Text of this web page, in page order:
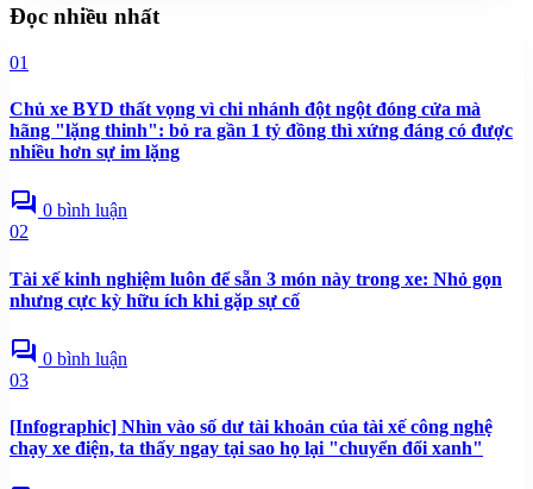
Đọc nhiều nhất
01
Chủ xe BYD thất vọng vì chi nhánh đột ngột đóng cửa mà
hãng "lặng thinh": bỏ ra gần 1 tỷ đồng thì xứng đáng có được
nhiều hơn sự im lặng
forum 0 bình luận
02
Tài xế kinh nghiệm luôn để sẵn 3 món này trong xe: Nhỏ gọn
nhưng cực kỳ hữu ích khi gặp sự cố
forum 0 bình luận
03
[Infographic] Nhìn vào số dư tài khoản của tài xế công nghệ
chạy xe điện, ta thấy ngay tại sao họ lại "chuyển đổi xanh"